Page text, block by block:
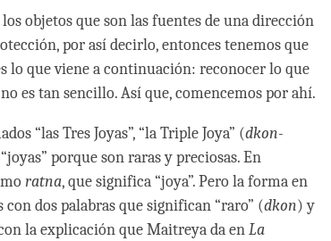
objetos que son las fuentes de una dirección
por así decirlo, entonces tenemos que
lo que viene a continuación: reconocer lo que
es tan sencillo. Así que, comencemos por ahí.
“las Tres Joyas”, “la Triple Joya” (dkon-
porque son raras y preciosas. En
ratna, que significa “joya”. Pero la forma en
dos palabras que significan “raro” (dkon) y
la explicación que Maitreya da enLa